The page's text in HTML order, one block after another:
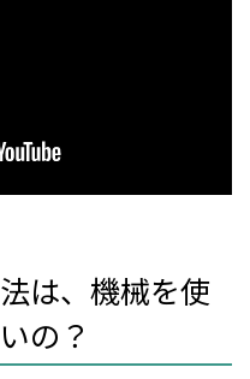
は、機械を使
の？